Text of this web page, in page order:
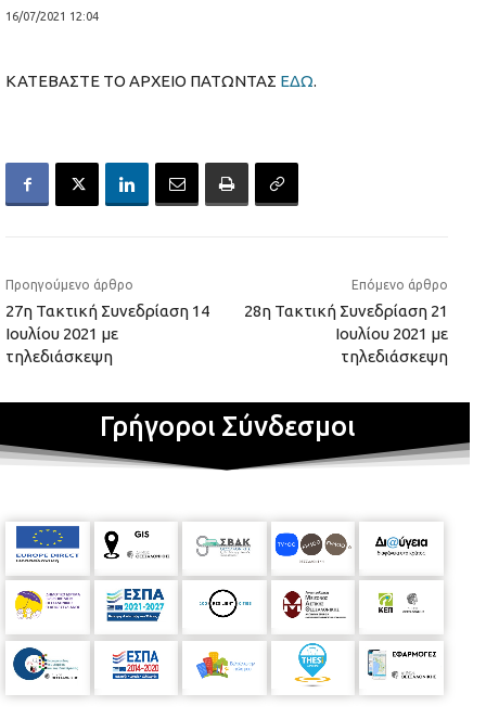
16/07/2021 12:04
ΚΑΤΕΒΑΣΤΕ ΤΟ ΑΡΧΕΙΟ ΠΑΤΩΝΤΑΣ ΕΔΩ.
Προηγούμενο άρθρο
27η Τακτική Συνεδρίαση 14
Ιουλίου 2021 με
τηλεδιάσκεψη
Επόμενο άρθρο
28η Τακτική Συνεδρίαση 21
Ιουλίου 2021 με
τηλεδιάσκεψη
Γρήγοροι Σύνδεσμοι